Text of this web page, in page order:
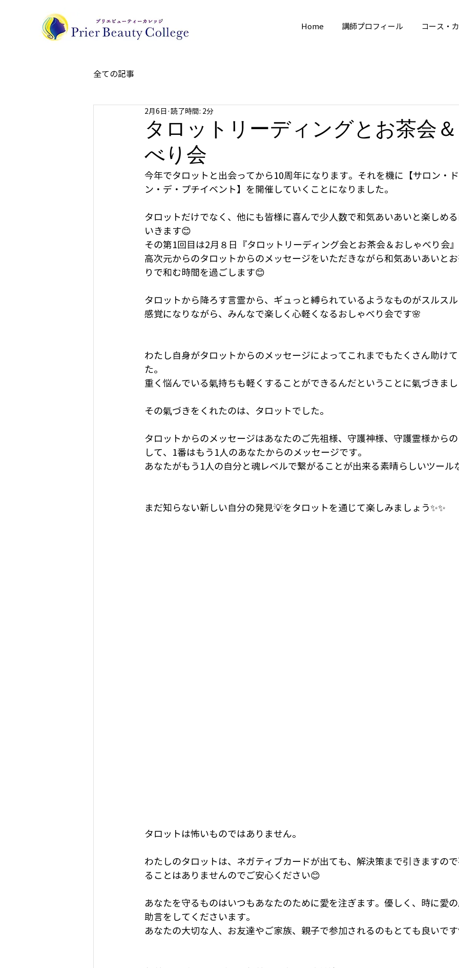
Home 講師プロフィール コース・
全ての記事
タロットリーディングとお茶会
べり会
2月6日 読了時間: 2分
今年でタロットと出会ってから10周年になります。それを機に【サロン・
ン・デ・プチイベント】を開催していくことになりました。
タロットだけでなく、他にも皆様に喜んで少人数で和気あいあいと楽しめ
いきます😊
その第1回目は2月８日『タロットリーディング会とお茶会＆おしゃべり会
高次元からのタロットからのメッセージをいただきながら和気あいあいと
りで和む時間を過ごします😊
タロットから降ろす言霊から、ギュっと縛られているようなものがスルス
感覚になりながら、みんなで楽しく心軽くなるおしゃべり会です🌸
わたし自身がタロットからのメッセージによってこれまでもたくさん助け
た。
重く悩んでいる氣持ちも軽くすることができるんだということに氣づきまし
その氣づきをくれたのは、タロットでした。
タロットからのメッセージはあなたのご先祖様、守護神様、守護霊様から
して、1番はもう1人のあなたからのメッセージです。
あなたがもう1人の自分と魂レベルで繋がることが出来る素晴らしいツール
まだ知らない新しい自分の発見💡をタロットを通じて楽しみましょう✨✨
タロットは怖いものではありません。
わたしのタロットは、ネガティブカードが出ても、解決策まで引きますの
ることはありませんのでご安心ください😊
あなたを守るものはいつもあなたのために愛を注ぎます。優しく、時に愛
助言をしてくださいます。
あなたの大切な人、お友達やご家族、親子で参加されるのもとても良いで